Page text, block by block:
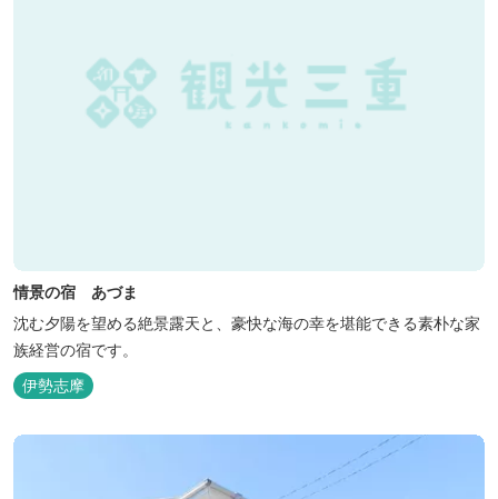
情景の宿 あづま
沈む夕陽を望める絶景露天と、豪快な海の幸を堪能できる素朴な家
族経営の宿です。
伊勢志摩